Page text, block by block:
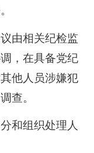
由相关纪检监
，在具备党纪
他人员涉嫌犯
查。
和组织处理人